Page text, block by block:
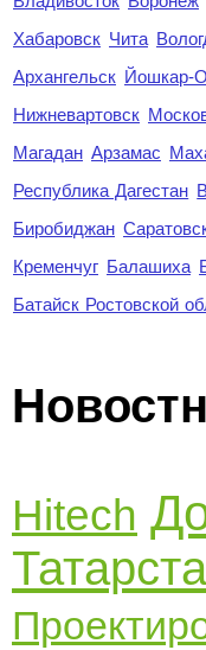
Хабаровск Чита
Архангельск Йошкар-
Нижневартовск
Магадан Арзамас
Республика Дагестан
Биробиджан
Кременчуг Балашиха
Батайск Ростовской
Hitech